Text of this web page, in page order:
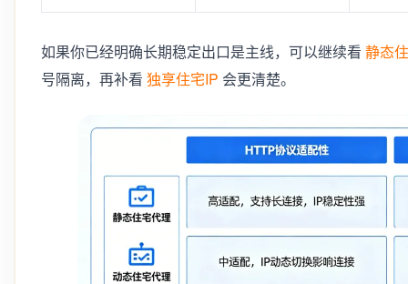
如果你已经明确长期稳定出口是主线，可以继续看 静态
号隔离，再补看 独享住宅IP 会更清楚。